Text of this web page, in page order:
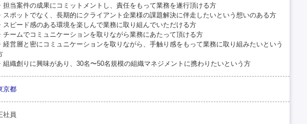
担当案件の成果にコミットメントし、責任をもって業務を遂行頂ける方
スポットでなく、長期的にクライアント企業様の課題解決に伴走したいという想いのある方
スピード感のある環境を楽しんで業務に取り組んでいただける方
チームでコミュニケーションを取りながら業務にあたって頂ける方
経営層と密にコミュニケーションを取りながら、手触り感をもって業務に取り組みたいという
組織創りに興味があり、30名〜50名規模の組織マネジメントに携わりたいという方
京都
社員